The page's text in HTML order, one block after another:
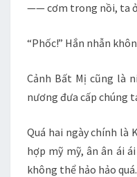
—— cơm trong nồi, ta
“Phốc!” Hắn nhẫn
Cảnh Bất Mị cũng là
nương đưa cấp chúng
Quá hai ngày chính là
hợp mỹ mỹ, ân ân ái
không thể hảo hảo quá.